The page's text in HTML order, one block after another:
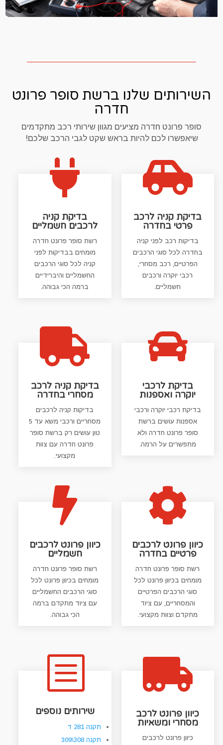
השירותים שלנו ברשת סופר פרונט
חדרה
סופר פרונט חדרה מציעים מגוון שירותי רכב מתקדמים
שיאפשרו לכם להיות בראש שקט לגבי הרכב שלכם!

בדיקת קניה לרכב
מסחרי בחדרה
בדיקות קניה לרכבים
מסחריים ורכבי משא עד 5
טון עושים רק ברשת סופר
פרונט חדרה עם צוות
מקצועי.

בדיקת לרכבי
יוקרה ואספנות
בדיקת רכבי יוקרה ורכבי
אספנות עושים ברשת
סופר פרונט חדרה ולא
מתפשרים על הרמה.

בדיקת קניה
לרכבים חשמליים
רשת סופר פרונט חדרה
מומחים בבדיקות לפני
קניה לכל סוגי הרכבים
החשמליים והיברידיים
ברמה הכי גבוהה.

בדיקת קניה לרכב
פרטי בחדרה
בדיקות רכב לפני קניה
בחדרה לכל סוגי הרכבים
הפרטיים, רכב מסחרי,
רכבי יוקרה ורכבים
חשמליים.
b
שירותים נוספים
תקנה 281 ד
תקנה 308\309

כיוון פרונט לרכב
מסחרי ומשאיות
כיוון פרונט לרכבים

כיוון פרונט לרכבים
חשמליים
רשת סופר פרונט חדרה
מומחים בכיוון פרונט לכל
סוגי הרכבים החשמליים
עם ציוד מתקדם ברמה
הכי גבוהה.

כיוון פרונט לרכבים
פרטיים בחדרה
רשת סופר פרונט חדרה
מומחים בכיוון פרונט לכל
סוגי הרכבים הפרטיים
והמסחריים, עם ציוד
מתקדם וצוות מקצועי.